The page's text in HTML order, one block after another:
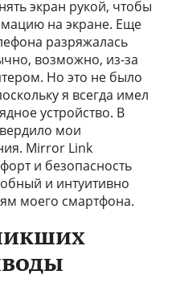
экран рукой, чтобы
на экране. Еще
разряжалась
возможно, из-за
Но это не было
я всегда имел
устройство. В
мои
Mirror Link
и безопасность
и интуитивно
моего смартфона.